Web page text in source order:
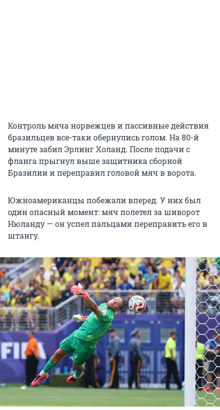
Контроль мяча норвежцев и пассивные действия
бразильцев все-таки обернулись голом. На 80-й
минуте забил Эрлинг Холанд. После подачи с
фланга прыгнул выше защитника сборной
Бразилии и переправил головой мяч в ворота.
Южноамериканцы побежали вперед. У них был
один опасный момент: мяч полетел за шиворот
Нюланду — он успел пальцами переправить его в
штангу.